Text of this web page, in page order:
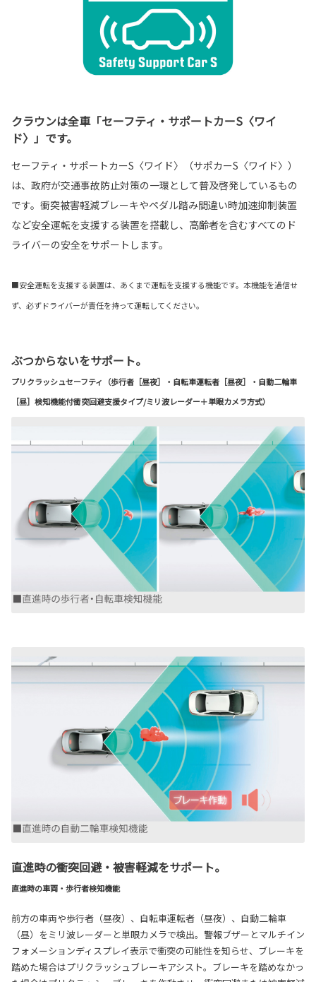
クラウンは全車「セーフティ・サポートカーS〈ワイ
ド〉」です。
セーフティ・サポートカーS〈ワイド〉（サポカーS〈ワイド〉）
は、政府が交通事故防止対策の一環として普及啓発しているもの
です。衝突被害軽減ブレーキやペダル踏み間違い時加速抑制装置
など安全運転を支援する装置を搭載し、高齢者を含むすべてのド
ライバーの安全をサポートします。
■安全運転を支援する装置は、あくまで運転を支援する機能です。本機能を過信せ
ず、必ずドライバーが責任を持って運転してください。
ぶつからないをサポート。
プリクラッシュセーフティ（歩行者［昼夜］・自転車運転者［昼夜］・自動二輪車
［昼］検知機能付衝突回避支援タイプ/ミリ波レーダー＋単眼カメラ方式）
直進時の衝突回避・被害軽減をサポート。
直進時の車両・歩行者検知機能
前方の車両や歩行者（昼夜）、自転車運転者（昼夜）、自動二輪車
（昼）をミリ波レーダーと単眼カメラで検出。警報ブザーとマルチイン
フォメーションディスプレイ表示で衝突の可能性を知らせ、ブレーキを
踏めた場合はプリクラッシュブレーキアシスト。ブレーキを踏めなかっ